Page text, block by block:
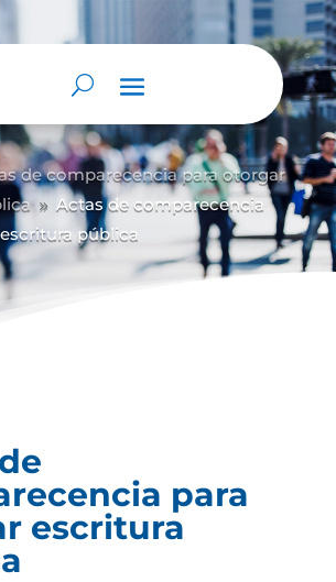
de comparecencia para otorgar
9 Actas de comparecencia
pública
para
escritura